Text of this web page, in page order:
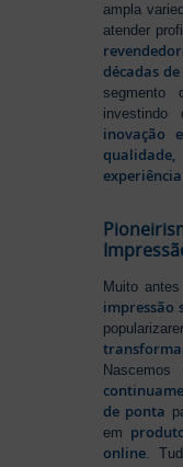
ampla
atender
décadas
segmento
investindo
inovação
experiência
Muito
impressão
de ponta
em
online .